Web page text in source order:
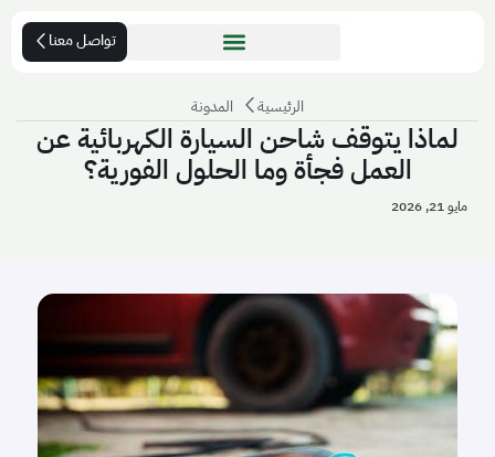
تواصل معنا
الرئيسية المدونة
لماذا يتوقف شاحن السيارة الكهربائية عن
العمل فجأة وما الحلول الفورية؟
مايو 21, 2026